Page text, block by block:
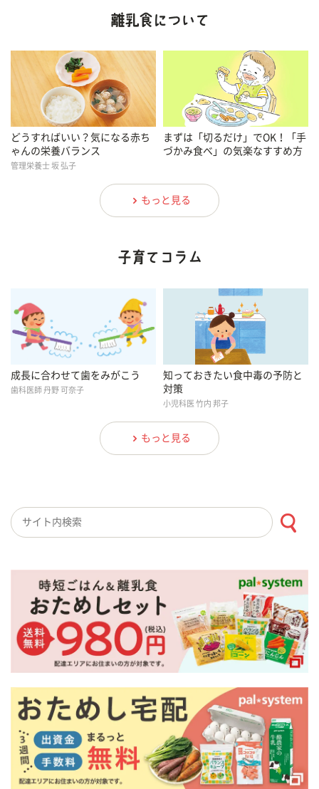
どうすればいい？気になる赤ち
ゃんの栄養バランス
管理栄養士 坂 弘子
まずは「切るだけ」でOK！「手
づかみ食べ」の気楽なすすめ方
もっと見る
成長に合わせて歯をみがこう
歯科医師 丹野 可奈子
知っておきたい食中毒の予防と
対策
小児科医 竹内 邦子
もっと見る
検索キーワード入力